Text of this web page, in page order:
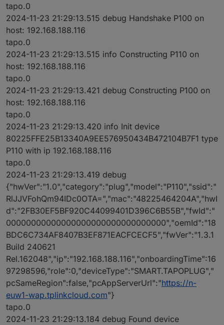
tapo.0
2024-11-23 21:29:13.515 debug Handshake P100 on
host: 192.168.188.116
tapo.0
2024-11-23 21:29:13.515 info Constructing P110 on
host: 192.168.188.116
tapo.0
2024-11-23 21:29:13.421 debug Constructing P100 on
host: 192.168.188.116
tapo.0
2024-11-23 21:29:13.420 info Init device
80225FFE25B13340A9EE576950434B472104B7F1 type
P110 with ip 192.168.188.116
tapo.0
2024-11-23 21:29:13.419 debug
{"hwVer":"1.0","category":"plug","model":"P110","ssid":"
RlJJVFohQm94IDc0OTA=","mac":"48225464204A","hwI
d":"2FB30EF5BF920C44099401D396C6B55B","fwId":"
00000000000000000000000000000000","oemId":"18
BDC6C734AF8407B3EF871EACFCECF5","fwVer":"1.3.1
Build 240621
Rel.162048","ip":"192.168.188.116","onboardingTime":16
97298596,"role":0,"deviceType":"SMART.TAPOPLUG","
pcSameRegion":false,"pcAppServerUrl":"https://n-
euw1-wap.tplinkcloud.com"}
tapo.0
2024-11-23 21:29:13.184 debug Found device